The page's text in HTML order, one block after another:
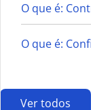
O que é:
O que é:
Ver todos